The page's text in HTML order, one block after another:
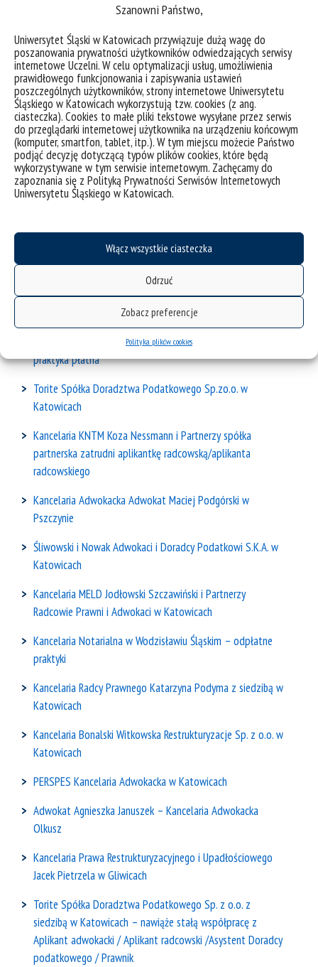
Szanowni Państwo,
Uniwersytet Śląski w Katowicach przywiązuje dużą wagę do
poszanowania prywatności użytkowników odwiedzających serwisy
internetowe Uczelni. W celu optymalizacji usług, umożliwienia
prawidłowego funkcjonowania i zapisywania ustawień
poszczególnych użytkowników, strony internetowe Uniwersytetu
Śląskiego w Katowicach wykorzystują tzw. cookies (z ang.
ciasteczka). Cookies to małe pliki tekstowe wysyłane przez serwis
do przeglądarki internetowej użytkownika na urządzeniu końcowym
(komputer, smartfon, tablet, itp.). W tym miejscu możecie Państwo
podjąć decyzję dotyczącą typów plików cookies, które będą
wykorzystywane w tym serwisie internetowym. Zachęcamy do
zapoznania się z Polityką Prywatności Serwisów Internetowych
Uniwersytetu Śląskiego w Katowicach.
Włącz wszystkie ciasteczka
Odrzuć
Zobacz preferencje
Polityka plików cookies
Kancelaria Sobień i Wspólnicy Kancelaria Adwokacka
Adwokat Marcin Sobień z siedzibą w Katowicach
Kancelaria Radców Prawnych D. Malirz B. Czech Sp.j. z
siedzibą w Katowicach
Kancelaria Adwokacka Radosława Paulewicza w
Katowicach
Kancelaria Lei – oddział w Katowicach – oferta pracy
Kancelaria Law City w Katowicach – płatne praktyki
Kancelaria Notarialna Maciej Wróbel w Katowicach
Zbigniew Kazibudzki PREMIER F.P. – Przestrzeń dla Twojego
Kancelaria Adwokacka Berger Legal – Bielsko-Biała –
praktyka płatna
Torite Spółka Doradztwa Podatkowego Sp.zo.o. w
Katowicach
Kancelaria KNTM Koza Nessmann i Partnerzy spółka
partnerska zatrudni aplikantkę radcowską/aplikanta
radcowskiego
Kancelaria Adwokacka Adwokat Maciej Podgórski w
Pszczynie
Śliwowski i Nowak Adwokaci i Doradcy Podatkowi S.K.A. w
Katowicach
Kancelaria MELD Jodłowski Szczawiński i Partnerzy
Radcowie Prawni i Adwokaci w Katowicach
Kancelaria Notarialna w Wodzisławiu Śląskim – odpłatne
praktyki
Kancelaria Radcy Prawnego Katarzyna Podyma z siedzibą w
Katowicach
Kancelaria Bonalski Witkowska Restrukturyzacje Sp. z o.o. w
Katowicach
PERSPES Kancelaria Adwokacka w Katowicach
Adwokat Agnieszka Januszek – Kancelaria Adwokacka
Olkusz
Kancelaria Prawa Restrukturyzacyjnego i Upadłościowego
Jacek Pietrzela w Gliwicach
Torite Spółka Doradztwa Podatkowego Sp. z o.o. z
siedzibą w Katowicach – nawiąże stałą współpracę z
Aplikant adwokacki / Aplikant radcowski /Asystent Doradcy
podatkowego / Prawnik